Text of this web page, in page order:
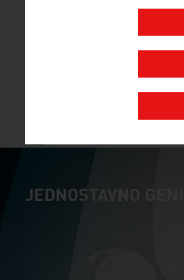
Kao
JEDNOSTAVNO